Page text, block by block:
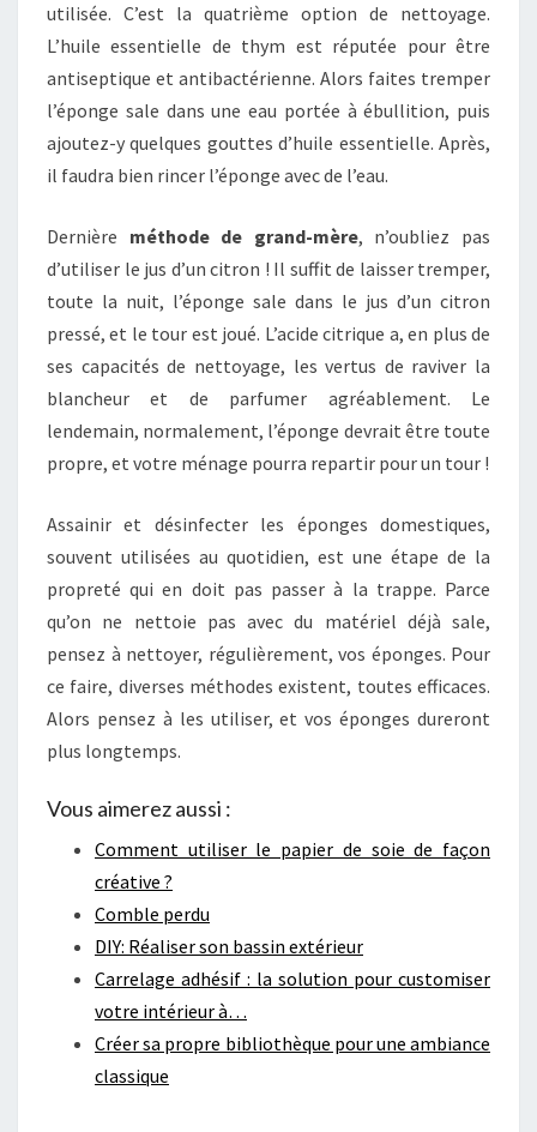
utilisée. C’est la quatrième option de nettoyage.
L’huile essentielle de thym est réputée pour être
antiseptique et antibactérienne. Alors faites tremper
l’éponge sale dans une eau portée à ébullition, puis
ajoutez-y quelques gouttes d’huile essentielle. Après,
il faudra bien rincer l’éponge avec de l’eau.
Dernière méthode de grand-mère, n’oubliez pas
d’utiliser le jus d’un citron ! Il suffit de laisser tremper,
toute la nuit, l’éponge sale dans le jus d’un citron
pressé, et le tour est joué. L’acide citrique a, en plus de
ses capacités de nettoyage, les vertus de raviver la
blancheur et de parfumer agréablement. Le
lendemain, normalement, l’éponge devrait être toute
propre, et votre ménage pourra repartir pour un tour !
Assainir et désinfecter les éponges domestiques,
souvent utilisées au quotidien, est une étape de la
propreté qui en doit pas passer à la trappe. Parce
qu’on ne nettoie pas avec du matériel déjà sale,
pensez à nettoyer, régulièrement, vos éponges. Pour
ce faire, diverses méthodes existent, toutes efficaces.
Alors pensez à les utiliser, et vos éponges dureront
plus longtemps.
Vous aimerez aussi :
Comment utiliser le papier de soie de façon
créative ?
Comble perdu
DIY: Réaliser son bassin extérieur
Carrelage adhésif : la solution pour customiser
votre intérieur à…
Créer sa propre bibliothèque pour une ambiance
classique